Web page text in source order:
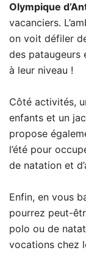
Olympique
vacanciers.
on voit défiler
des pataugeurs
à leur niveau !
Côté activités,
enfants et un
propose
l’été pour
de natation et
Enfin, en vous
pourrez peut-
polo ou de
vocations chez